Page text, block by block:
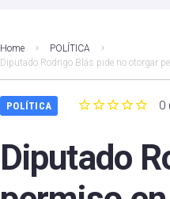
Home
POLÍTICA
Diputado Rodrigo Blás pide no otorgar
POLÍTICA 0
Diputado